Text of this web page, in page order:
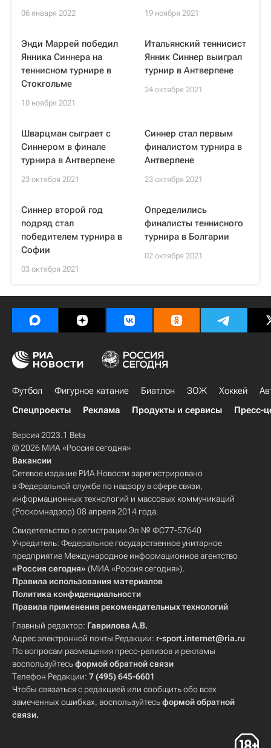
06 января 2022 19 ноября 2021
Энди Маррей победил
Янника Синнера на
теннисном турнире в
Стокгольме
10 ноября 2021
Итальянский теннисист
Янник Синнер выиграл
турнир в Антверпене
24 октября 2021
Шварцман сыграет с
Синнером в финале
турнира в Антверпене
23 октября 2021
Синнер стал первым
финалистом турнира в
Антверпене
23 октября 2021
Синнер второй год
подряд стал
победителем турнира в
Софии
03 октября 2021
Определились
финалисты теннисного
турнира в Болгарии
02 октября 2021
Футбол Фигурное катание Биатлон ЗОЖ Хоккей
Спецпроекты
Реклама Продукты и сервисы Пресс-
Версия 2023.1 Beta
© 2026 МИА «Россия сегодня»
Вакансии
Сетевое издание РИА Новости зарегистрировано
в Федеральной службе по надзору в сфере связи,
информационных технологий и массовых коммуникаций
(Роскомнадзор) 08 апреля 2014 года.
Свидетельство о регистрации Эл № ФС77-57640
Учредитель: Федеральное государственное унитарное
предприятие Международное информационное агентство
«Россия сегодня» (МИА «Россия сегодня»).
Правила использования материалов
Политика конфиденциальности
Правила применения рекомендательных технологий
Главный редактор: Гаврилова А.В.
Адрес электронной почты Редакции: r-sport.internet@ria.ru
По вопросам размещения пресс-релизов и рекламы
воспользуйтесьформой обратной связи
Телефон Редакции: 7 (495) 645-6601
Чтобы связаться с редакцией или сообщить обо всех
замеченных ошибках, воспользуйтесьформой обратной
связи.